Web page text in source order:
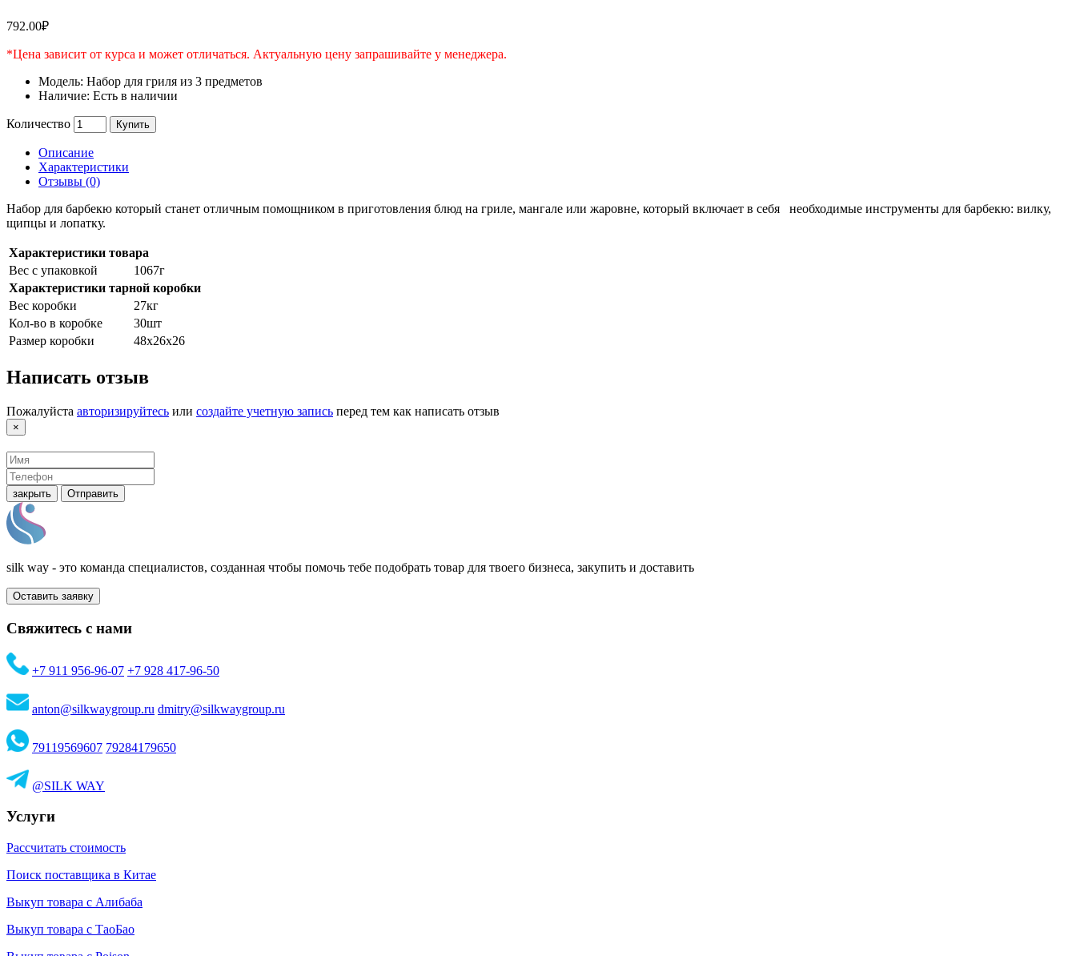
792.00₽
*Цена зависит от курса и может отличаться. Актуальную цену запрашивайте у менеджера.
Модель: Набор для гриля из 3 предметов
Наличие: Есть в наличии
Количество Купить
Описание
Характеристики
Отзывы (0)
Набор для барбекю который станет отличным помощником в приготовления блюд на гриле, мангале или жаровне, который включает в себя необходимые инструменты для барбекю: вилку,
щипцы и лопатку.
Характеристики товара
Вес с упаковкой
1067г
Характеристики тарной коробки
Вес коробки
27кг
Кол-во в коробке
30шт
Размер коробки
48х26х26
Написать отзыв
Пожалуйста авторизируйтесь или создайте учетную запись перед тем как написать отзыв
×
закрыть Отправить
silk way - это команда специалистов, созданная чтобы помочь тебе подобрать товар для твоего бизнеса, закупить и доставить
Оставить заявку
Свяжитесь с нами
+7 911 956-96-07 +7 928 417-96-50
anton@silkwaygroup.ru dmitry@silkwaygroup.ru
79119569607 79284179650
@SILK WAY
Услуги
Рассчитать стоимость
Поиск поставщика в Китае
Выкуп товара с Алибаба
Выкуп товара с ТаоБао